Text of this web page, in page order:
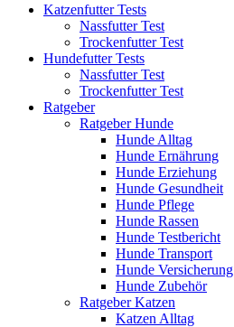
Katzenfutter Tests
Nassfutter Test
Trockenfutter Test
Hundefutter Tests
Nassfutter Test
Trockenfutter Test
Ratgeber
Ratgeber Hunde
Hunde Alltag
Hunde Ernährung
Hunde Erziehung
Hunde Gesundheit
Hunde Pflege
Hunde Rassen
Hunde Testbericht
Hunde Transport
Hunde Versicherung
Hunde Zubehör
Ratgeber Katzen
Katzen Alltag